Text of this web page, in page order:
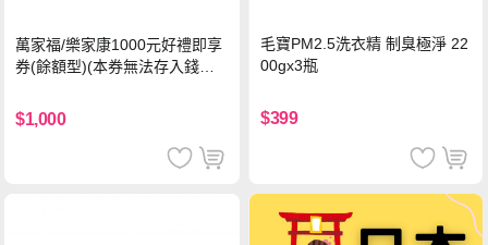
萬家福/樂家康1000元好禮即享
券(餘額型)(本券無法存入錢包
$1,000
毛寶PM2.5洗衣精 制臭極淨 22
00gx3瓶
$399